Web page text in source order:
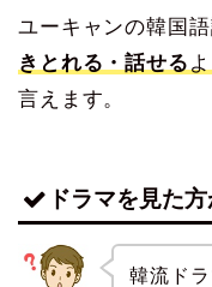
ユーキャンの韓国
きとれる・話せる
言えます。
ドラマを見た
韓流ド